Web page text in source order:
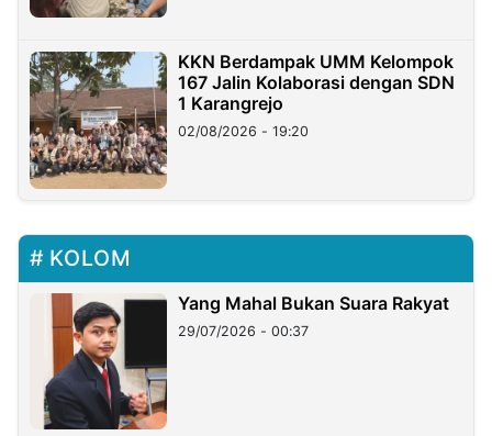
KKN Berdampak UMM Kelompok
167 Jalin Kolaborasi dengan SDN
1 Karangrejo
02/08/2026 - 19:20
KOLOM
Yang Mahal Bukan Suara Rakyat
29/07/2026 - 00:37